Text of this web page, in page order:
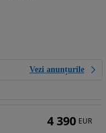
Vezi anunțurile
4 390 EUR